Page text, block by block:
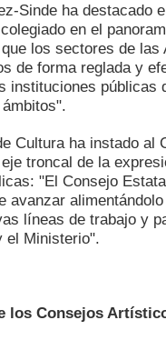
Sinde ha destacado
en el
los sectores de
de forma reglada y
instituciones públicas
Cultura ha instado al
troncal de la
"El Consejo
avanzar
líneas de trabajo y
el Ministerio".
los Consejos